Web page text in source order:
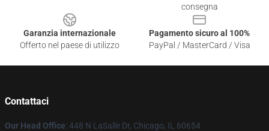
consegna
Garanzia internazionale
Offerto nel paese di utilizzo
Pagamento sicuro al 100%
PayPal / MasterCard / Visa
Contattaci
Our Head Office: 448 N LaSalle Dr, Chicago, IL 60654